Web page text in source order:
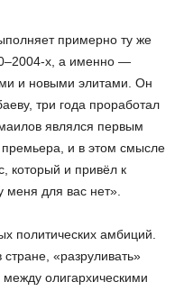
примерно ту же
х, а именно —
и новыми элитами. Он
три года проработал
являлся первым
и в этом смысле
который и привёл к
меня для вас нет».
политических амбиций.
«разруливать»
олигархическими